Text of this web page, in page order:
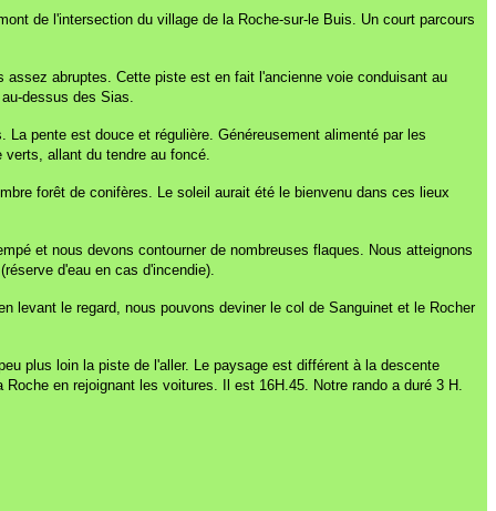
de l'intersection du village de la Roche-sur-le Buis. Un court parcours
abruptes. Cette piste est en fait l'ancienne voie conduisant au
dessus des Sias.
pente est douce et régulière. Généreusement alimenté par les
allant du tendre au foncé.
forêt de conifères. Le soleil aurait été le bienvenu dans ces lieux
et nous devons contourner de nombreuses flaques. Nous atteignons
d'eau en cas d'incendie).
levant le regard, nous pouvons deviner le col de Sanguinet et le Rocher
plus loin la piste de l'aller. Le paysage est différent à la descente
en rejoignant les voitures. Il est 16H.45. Notre rando a duré 3 H.